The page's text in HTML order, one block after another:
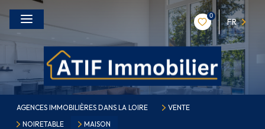
0
FR
AGENCES IMMOBILIÈRES DANS LA LOIRE
VENTE
NOIRETABLE
MAISON